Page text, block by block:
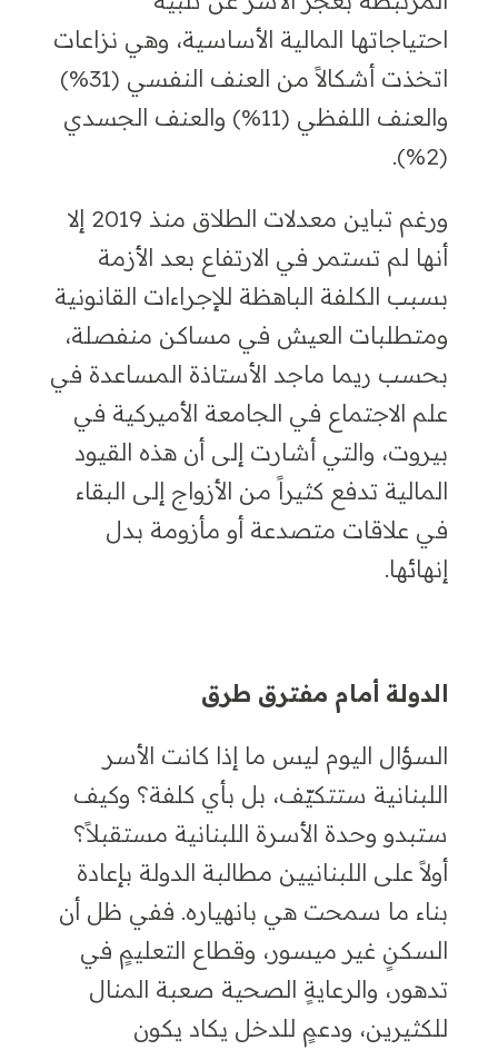
احتياجاتها المالية الأساسية، وهي نزاعات
اتخذت أشكالاً من العنف النفسي (31%)
والعنف اللفظي (11%) والعنف الجسدي
ورغم تباين معدلات الطلاق منذ 2019 إلا
أنها لم تستمر في الارتفاع بعد الأزمة
بسبب الكلفة الباهظة للإجراءات القانونية
ومتطلبات العيش في مساكن منفصلة،
بحسب ريما ماجد الأستاذة المساعدة في
علم الاجتماع في الجامعة الأميركية في
بيروت، والتي أشارت إلى أن هذه القيود
المالية تدفع كثيراً من الأزواج إلى البقاء
في علاقات متصدعة أو مأزومة بدل
إنهائها.
الدولة أمام مفترق طرق
السؤال اليوم ليس ما إذا كانت الأسر
اللبنانية ستتكيّف، بل بأي كلفة؟ وكيف
ستبدو وحدة الأسرة اللبنانية مستقبلاً؟
أولاً على اللبنانيين مطالبة الدولة بإعادة
بناء ما سمحت هي بانهياره. ففي ظل أن
السكنٍ غير ميسور، وقطاع التعليمٍ في
تدهور، والرعايةٍ الصحية صعبة المنال
للكثيرين، ودعمٍ للدخل يكاد يكون